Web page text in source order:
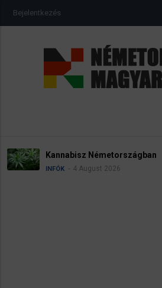
USER
ACCOUNT
Bejelentkezés
Kannabisz Németországban
INFÓK 4 August 2026